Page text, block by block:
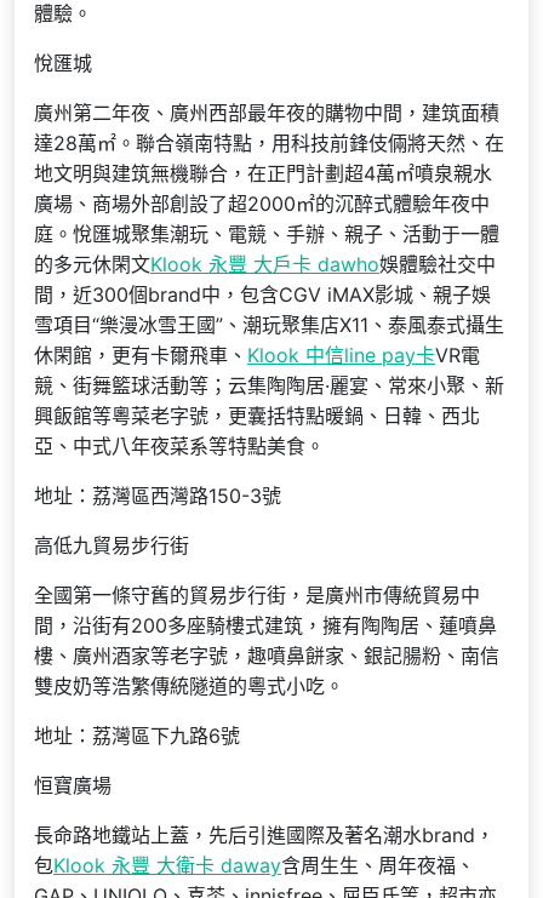
體驗。
悅匯城
廣州第二年夜、廣州西部最年夜的購物中間，建筑面積
達28萬㎡。聯合嶺南特點，用科技前鋒伎倆將天然、在
地文明與建筑無機聯合，在正門計劃超4萬㎡噴泉親水
廣場、商場外部創設了超2000㎡的沉醉式體驗年夜中
庭。悅匯城聚集潮玩、電競、手辦、親子、活動于一體
的多元休閑文Klook 永豐 大戶卡 dawho娛體驗社交中
間，近300個brand中，包含CGV iMAX影城、親子娛
雪項目“樂漫冰雪王國”、潮玩聚集店X11、泰風泰式攝生
休閑館，更有卡爾飛車、 Klook 中信line pay卡VR電
競、街舞籃球活動等；云集陶陶居·麗宴、常來小聚、新
興飯館等粵菜老字號，更囊括特點暖鍋、日韓、西北
亞、中式八年夜菜系等特點美食。
地址：荔灣區西灣路150-3號
高低九貿易步行街
全國第一條守舊的貿易步行街，是廣州市傳統貿易中
間，沿街有200多座騎樓式建筑，擁有陶陶居、蓮噴鼻
樓、廣州酒家等老字號，趣噴鼻餅家、銀記腸粉、南信
雙皮奶等浩繁傳統隧道的粵式小吃。
地址：荔灣區下九路6號
恒寶廣場
長命路地鐵站上蓋，先后引進國際及著名潮水brand，
包Klook 永豐 大衛卡 daway含周生生、周年夜福、